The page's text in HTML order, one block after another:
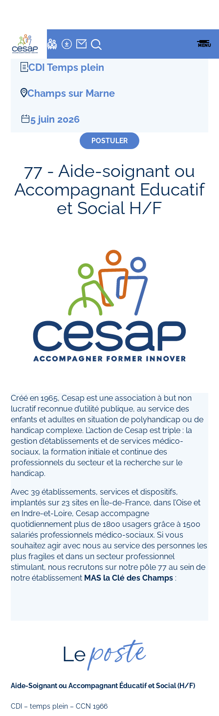
ESPACES
FAMILLESENSEMBLE
CESAPFORMATION
MENU
Accueil
et Social H/F
CDI Temps plein
Champs sur Marne
5 juin 2026
POSTULER
77 - Aide-soignant ou
Accompagnant Educatif
et Social H/F
Créé en 1965, Cesap est une association à but non
lucratif reconnue d’utilité publique, au service des
enfants et adultes en situation de polyhandicap ou de
handicap complexe. L’action de Cesap est triple : la
gestion d’établissements et de services médico-
sociaux, la formation initiale et continue des
professionnels du secteur et la recherche sur le
handicap.
Avec 39 établissements, services et dispositifs,
implantés sur 23 sites en Île-de-France, dans l’Oise et
en Indre-et-Loire, Cesap accompagne
quotidiennement plus de 1800 usagers grâce à 1500
salariés professionnels médico-sociaux. Si vous
souhaitez agir avec nous au service des personnes les
plus fragiles et dans un secteur professionnel
stimulant, nous recrutons sur notre pôle 77 au sein de
notre établissement MAS la Clé des Champs :
Leposte
Aide-Soignant ou Accompagnant Éducatif et Social (H/F)
CDI – temps plein – CCN 1966